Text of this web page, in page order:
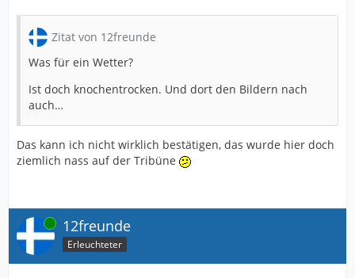
Zitat von 12freunde
Was für ein Wetter?
Ist doch knochentrocken. Und dort den Bildern nach
auch…
Das kann ich nicht wirklich bestätigen, das wurde hier doch
ziemlich nass auf der Tribüne
Online 12freunde
Erleuchteter